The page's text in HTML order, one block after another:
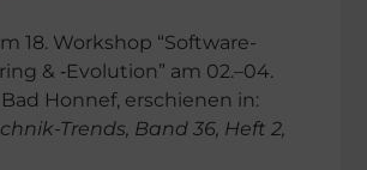
18. Workshop “Software-
& ‑Evolu­tion” am 02.–04.
Bad Honnef, erschie­nen in:
Trends, Band 36, Heft 2,